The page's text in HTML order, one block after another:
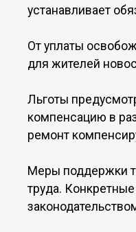
устанавливает
От уплаты
для жителей
Льготы
компенсацию в
ремонт
Меры поддержки
труда.